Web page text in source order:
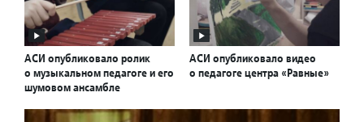
АСИ опубликовало ролик
о музыкальном педагоге и его
шумовом ансамбле
АСИ опубликовало видео
о педагоге центра «Равные»